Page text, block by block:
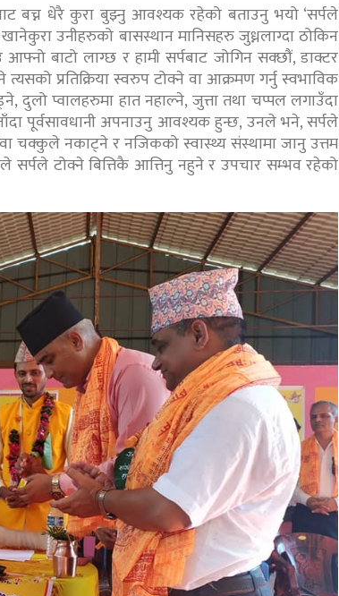
बच्न धेरै कुरा बुझ्नु आवश्यक रहेको बताउनु भयो ‘सर्पले
उनीहरुको बासस्थान मानिसहरु जुध्नलाग्दा ठोकिन
बाटो लाग्छ र हामी सर्पबाट जोगिन सक्छौं, डाक्टर
प्रतिक्रिया स्वरुप टोक्ने वा आक्रमण गर्नु स्वभाविक
दुलो प्वालहरुमा हात नहाल्ने, जुत्ता तथा चप्पल लगाउँदा
पूर्वसावधानी अपनाउनु आवश्यक हुन्छ, उनले भने, सर्पले
वा चक्कुले नकाट्ने र नजिकको स्वास्थ्य संस्थामा जानु उत्तम
टोक्ने बित्तिकै आत्तिनु नहुने र उपचार सम्भव रहेको